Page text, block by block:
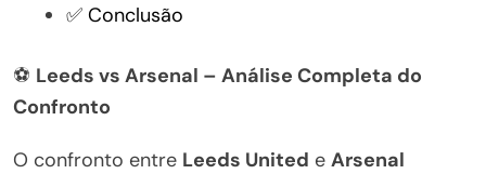
✅ Conclusão
⚽ Leeds vs Arsenal – Análise Completa do
Confronto
O confronto entre Leeds United e Arsenal